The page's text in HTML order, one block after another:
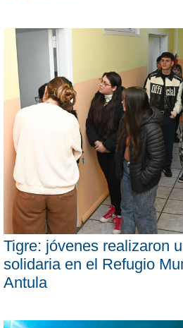
Tigre: jóvenes realizaron
solidaria en el Refugio
Antula